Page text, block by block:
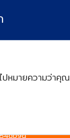
ปหมายความว่าคุณ